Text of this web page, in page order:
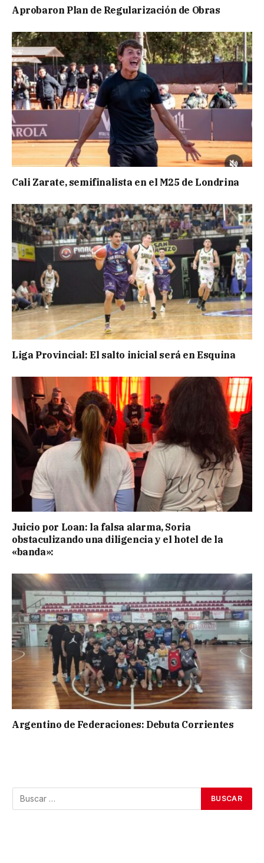
Aprobaron Plan de Regularización de Obras
Cali Zarate, semifinalista en el M25 de Londrina
Liga Provincial: El salto inicial será en Esquina
Juicio por Loan: la falsa alarma, Soria
obstaculizando una diligencia y el hotel de la
«banda»:
Argentino de Federaciones: Debuta Corrientes